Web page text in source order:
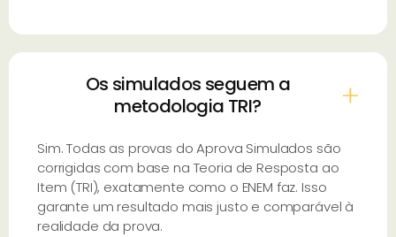
Os simulados seguem a
metodologia TRI?
Sim. Todas as provas do Aprova Simulados são
corrigidas com base na Teoria de Resposta ao
Item (TRI), exatamente como o ENEM faz. Isso
garante um resultado mais justo e comparável à
realidade da prova.